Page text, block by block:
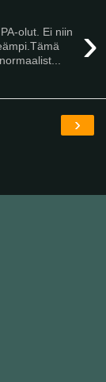
›
olut. Ei niin
›